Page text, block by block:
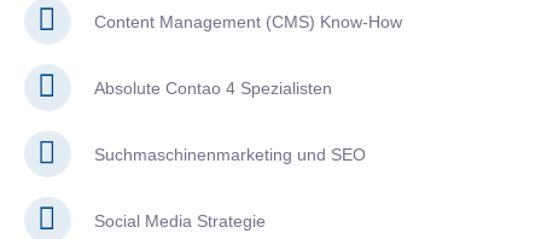
Content Management (CMS) Know-How
Absolute Contao 4 Spezialisten
Suchmaschinenmarketing und SEO
Social Media Strategie